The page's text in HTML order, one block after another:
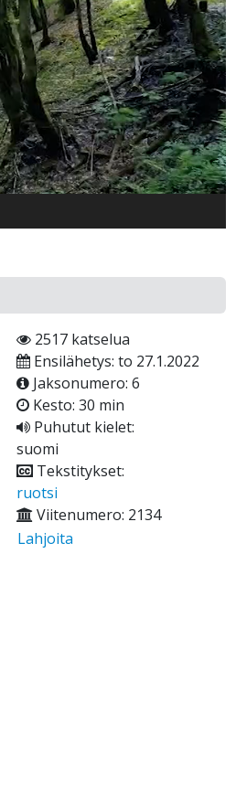
2517 katselua
Ensilähetys: to 27.1.2022
Jaksonumero: 6
Kesto: 30 min
Puhutut kielet:
suomi
Tekstitykset:
ruotsi
Viitenumero: 2134
Lahjoita